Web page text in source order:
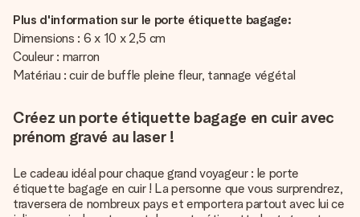
Plus d'information sur le porte étiquette bagage:
Dimensions : 6 x 10 x 2,5 cm
Couleur : marron
Matériau : cuir de buffle pleine fleur, tannage végétal
Créez un porte étiquette bagage en cuir avec
prénom gravé au laser !
Le cadeau idéal pour chaque grand voyageur : le porte
étiquette bagage en cuir ! La personne que vous surprendrez,
traversera de nombreux pays et emportera partout avec lui ce